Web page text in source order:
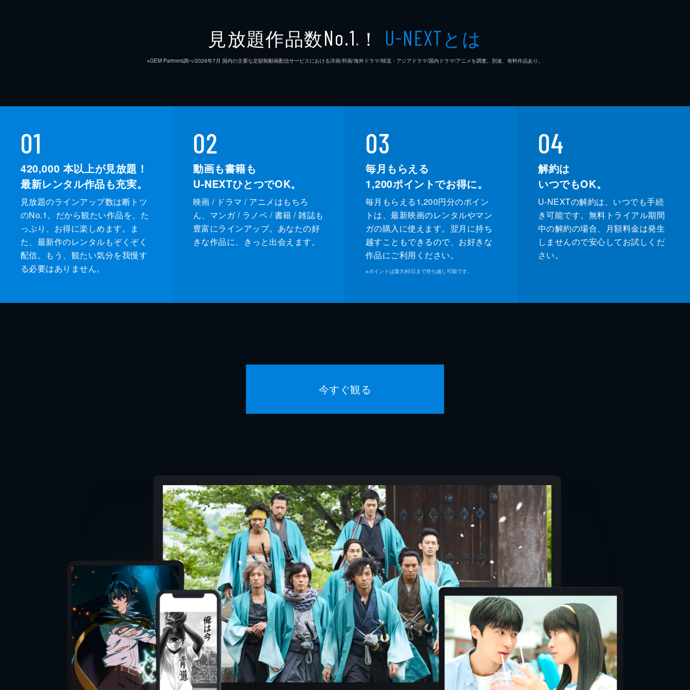
あらためて互いの気持ちを確認したガンとシェール。シェールはインターン期間中の振る舞いに気をつ
けようと決意する。そんな矢先、盗作を疑われていたタイムの会社に証拠が送りつけられ、タイムは解
#10 第10話
ゥープもシェールの前で涙を見せる。そんななか、ティアンとトゥープの継父が現れ、シェールは衝撃
46分
見放題作品数No.1 ※ ！ U-NEXTとは
※GEM Partners調べ/2026年7⽉ 国内の主要な定額制動画配信サービスにおける洋画/邦画/海外ドラマ/韓流・アジアドラマ/国内ドラマ/アニメを調査。別途、有料作品あり。
01
420,000 本以上が見放題！
最新レンタル作品も充実。
見放題のラインアップ数は断トツ
のNo.1。だから観たい作品を、た
っぷり、お得に楽しめます。ま
た、最新作のレンタルもぞくぞく
配信。もう、観たい気分を我慢す
る必要はありません。
02
動画も書籍も
U-NEXTひとつでOK。
映画 / ドラマ / アニメはもちろ
ん、マンガ / ラノベ / 書籍 / 雑誌も
豊富にラインアップ。あなたの好
きな作品に、きっと出会えます。
03
毎月もらえる
1,200ポイントでお得に。
毎月もらえる1,200円分のポイン
トは、最新映画のレンタルやマン
ガの購入に使えます。翌月に持ち
越すこともできるので、お好きな
作品にご利用ください。
※ポイントは最大90日まで持ち越し可能です。
04
解約は
いつでもOK。
U-NEXTの解約は、いつでも手続
き可能です。無料トライアル期間
中の解約の場合、月額料金は発生
しませんので安心してお試しくだ
さい。
今すぐ観る